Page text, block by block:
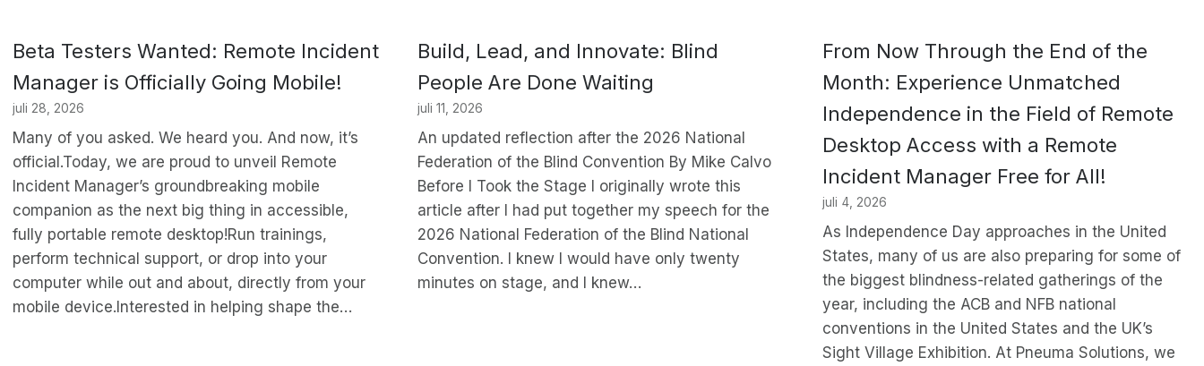
Beta Testers Wanted: Remote Incident
Manager is Officially Going Mobile!
juli 28, 2026
Many of you asked. We heard you. And now, it’s
official.Today, we are proud to unveil Remote
Incident Manager’s groundbreaking mobile
companion as the next big thing in accessible,
fully portable remote desktop!Run trainings,
perform technical support, or drop into your
computer while out and about, directly from your
mobile device.Interested in helping shape the…
Build, Lead, and Innovate: Blind
People Are Done Waiting
juli 11, 2026
An updated reflection after the 2026 National
Federation of the Blind Convention By Mike Calvo
Before I Took the Stage I originally wrote this
article after I had put together my speech for the
2026 National Federation of the Blind National
Convention. I knew I would have only twenty
minutes on stage, and I knew…
From Now Through the End of the
Month: Experience Unmatched
Independence in the Field of Remote
Desktop Access with a Remote
Incident Manager Free for All!
juli 4, 2026
As Independence Day approaches in the United
States, many of us are also preparing for some of
the biggest blindness-related gatherings of the
year, including the ACB and NFB national
conventions in the United States and the UK’s
Sight Village Exhibition. At Pneuma Solutions, we